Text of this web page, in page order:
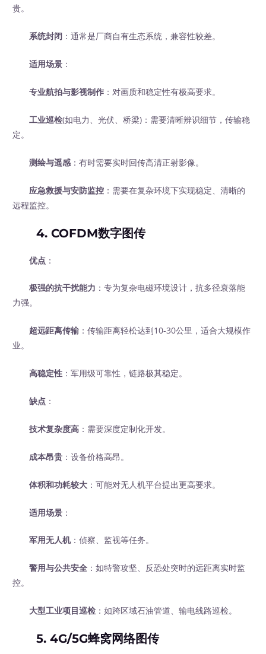
贵。
系统封闭 ：通常是厂商自有生态系统，兼容性较差。
适用场景 ：
专业航拍与影视制作 ：对画质和稳定性有极高要求。
工业巡检(如电力、光伏、桥梁)：需要清晰辨识细节，传输稳
定。
测绘与遥感 ：有时需要实时回传高清正射影像。
应急救援与安防监控 ：需要在复杂环境下实现稳定、清晰的
远程监控。
4. COFDM数字图传
优点 ：
极强的抗干扰能力 ：专为复杂电磁环境设计，抗多径衰落能
力强。
超远距离传输 ：传输距离轻松达到10-30公里，适合大规模作
业。
高稳定性 ：军用级可靠性，链路极其稳定。
缺点 ：
技术复杂度高 ：需要深度定制化开发。
成本昂贵 ：设备价格高昂。
体积和功耗较大 ：可能对无人机平台提出更高要求。
适用场景 ：
军用无人机：侦察、监视等任务。
警用与公共安全 ：如特警攻坚、反恐处突时的远距离实时监
控。
大型工业项目巡检 ：如跨区域石油管道、输电线路巡检。
5. 4G/5G蜂窝网络图传